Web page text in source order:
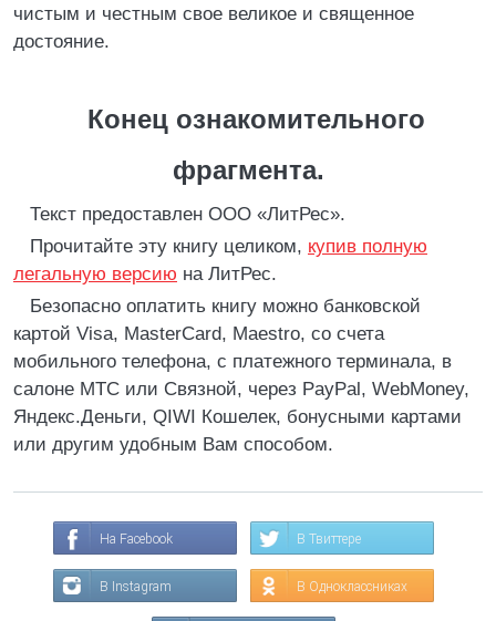
чистым и честным свое великое и священное
достояние.
Конец ознакомительного
фрагмента.
Текст предоставлен ООО «ЛитРес».
Прочитайте эту книгу целиком, купив полную
легальную версию на ЛитРес.
Безопасно оплатить книгу можно банковской
картой Visa, MasterCard, Maestro, со счета
мобильного телефона, с платежного терминала, в
салоне МТС или Связной, через PayPal, WebMoney,
Яндекс.Деньги, QIWI Кошелек, бонусными картами
или другим удобным Вам способом.
На Facebook В Твиттере
В Instagram В Одноклассниках